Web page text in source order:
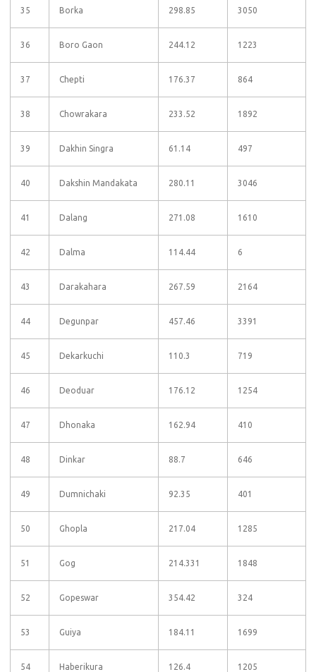
35 Borka 298.85 3050
36 Boro Gaon 244.12 1223
37 Chepti 176.37 864
38 Chowrakara 233.52 1892
39 Dakhin Singra 61.14 497
40 Dakshin Mandakata 280.11 3046
41 Dalang 271.08 1610
42 Dalma 114.44 6
43 Darakahara 267.59 2164
44 Degunpar 457.46 3391
45 Dekarkuchi 110.3 719
46 Deoduar 176.12 1254
47 Dhonaka 162.94 410
48 Dinkar 88.7 646
49 Dumnichaki 92.35 401
50 Ghopla 217.04 1285
51 Gog 214.331 1848
52 Gopeswar 354.42 324
53 Guiya 184.11 1699
54 Haberikura 126.4 1205